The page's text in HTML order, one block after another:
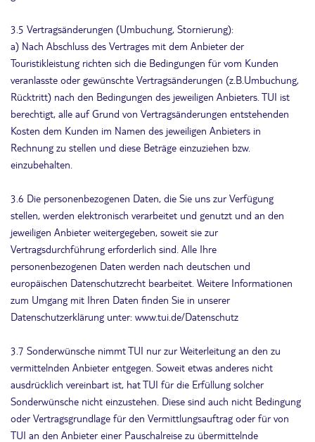
3.5 Vertragsänderungen (Umbuchung, Stornierung):
a) Nach Abschluss des Vertrages mit dem Anbieter der
Touristikleistung richten sich die Bedingungen für vom Kunden
veranlasste oder gewünschte Vertragsänderungen (z.B.Umbuchung,
Rücktritt) nach den Bedingungen des jeweiligen Anbieters. TUI ist
berechtigt, alle auf Grund von Vertragsänderungen entstehenden
Kosten dem Kunden im Namen des jeweiligen Anbieters in
Rechnung zu stellen und diese Beträge einzuziehen bzw.
einzubehalten.
3.6 Die personenbezogenen Daten, die Sie uns zur Verfügung
stellen, werden elektronisch verarbeitet und genutzt und an den
jeweiligen Anbieter weitergegeben, soweit sie zur
Vertragsdurchführung erforderlich sind. Alle Ihre
personenbezogenen Daten werden nach deutschen und
europäischen Datenschutzrecht bearbeitet. Weitere Informationen
zum Umgang mit Ihren Daten finden Sie in unserer
Datenschutzerklärung unter: www.tui.de/Datenschutz
3.7 Sonderwünsche nimmt TUI nur zur Weiterleitung an den zu
vermittelnden Anbieter entgegen. Soweit etwas anderes nicht
ausdrücklich vereinbart ist, hat TUI für die Erfüllung solcher
Sonderwünsche nicht einzustehen. Diese sind auch nicht Bedingung
oder Vertragsgrundlage für den Vermittlungsauftrag oder für von
TUI an den Anbieter einer Pauschalreise zu übermittelnde